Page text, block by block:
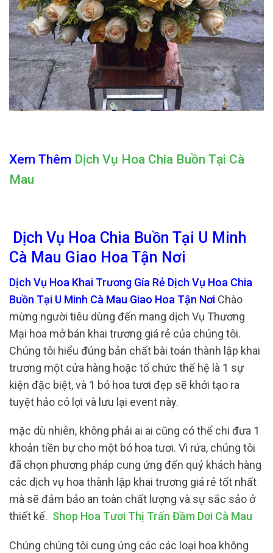
Xem Thêm Dịch Vụ Hoa Chia Buồn Tại Cà
Mau
Dịch Vụ Hoa Chia Buồn Tại U Minh
Cà Mau Giao Hoa Tận Nơi
Dịch Vụ Hoa Khai Trương Gía Rẻ Dịch Vụ Hoa Chia
Buồn Tại U Minh Cà Mau Giao Hoa Tận Nơi Chào
mừng người tiêu dùng đến mang dịch Vụ Thương
Mại hoa mở bán khai trương giá rẻ của chúng tôi.
Chúng tôi hiểu đúng bản chất bài toán thành lập khai
trương một cửa hàng hoặc tổ chức thế hệ là 1 sự
kiện đặc biệt, và 1 bó hoa tươi đẹp sẽ khởi tạo ra
tuyệt hảo có lợi và lưu lại event này.
mặc dù nhiên, không phải ai ai cũng có thể chi đưa 1
khoản tiền bự cho một bó hoa tươi. Vì rứa, chúng tôi
đã chọn phương pháp cung ứng đến quý khách hàng
các dịch vụ hoa thành lập khai trương giá rẻ tốt nhất
mà sẽ đảm bảo an toàn chất lượng và sự sắc sảo ở
thiết kế. Shop Hoa Tươi Thị Trấn Đầm Dơi Cà Mau
Chúng chúng tôi cung ứng các các loại hoa không